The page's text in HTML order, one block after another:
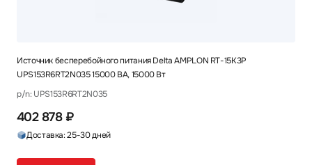
Источник бесперебойного питания Delta AMPLON RT-15K3P
UPS153R6RT2N035 15000 ВА, 15000 Вт
p/n: UPS153R6RT2N035
402 878 ₽
Доставка: 25-30 дней